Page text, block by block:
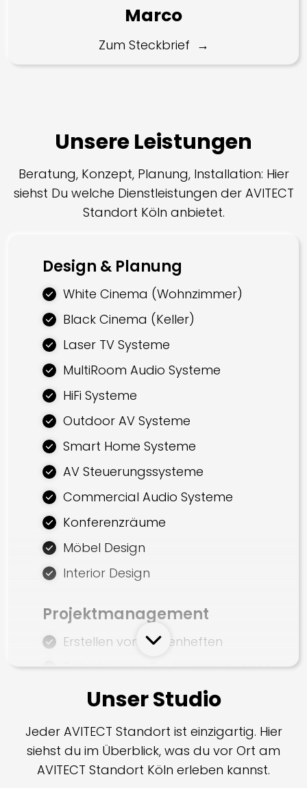
Marco
Zum Steckbrief
Unsere Leistungen
Beratung, Konzept, Planung, Installation: Hier
siehst Du welche Dienstleistungen der AVITECT
Standort Köln anbietet.
Design & Planung
White Cinema (Wohnzimmer)
Black Cinema (Keller)
Laser TV Systeme
MultiRoom Audio Systeme
HiFi Systeme
Outdoor AV Systeme
Smart Home Systeme
AV Steuerungssysteme
Commercial Audio Systeme
Konferenzräume
Möbel Design
Interior Design
Projektmanagement
Erstellen von Lastenheften
Teilnahme an Baubesprechungen
Abstimmung mit dritten
Projektbeteiligten
Koordination von dritten
Projektbeteiligten
Dokumentation
Unser Studio
Jeder AVITECT Standort ist einzigartig. Hier
siehst du im Überblick, was du vor Ort am
AVITECT Standort Köln erleben kannst.